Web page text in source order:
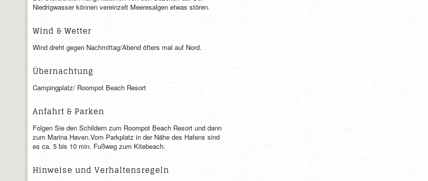
Niedrigwasser können vereinzelt Meeresalgen etwas stören.
Wind & Wetter
Wind dreht gegen Nachmittag/Abend öfters mal auf Nord.
Übernachtung
Campingplatz/ Roompot Beach Resort
Anfahrt & Parken
Folgen Sie den Schildern zum Roompot Beach Resort und dann
zum Marina Haven.Vom Parkplatz in der Nähe des Hafens sind
es ca. 5 bis 10 min. Fußweg zum Kitebeach.
Hinweise und Verhaltensregeln